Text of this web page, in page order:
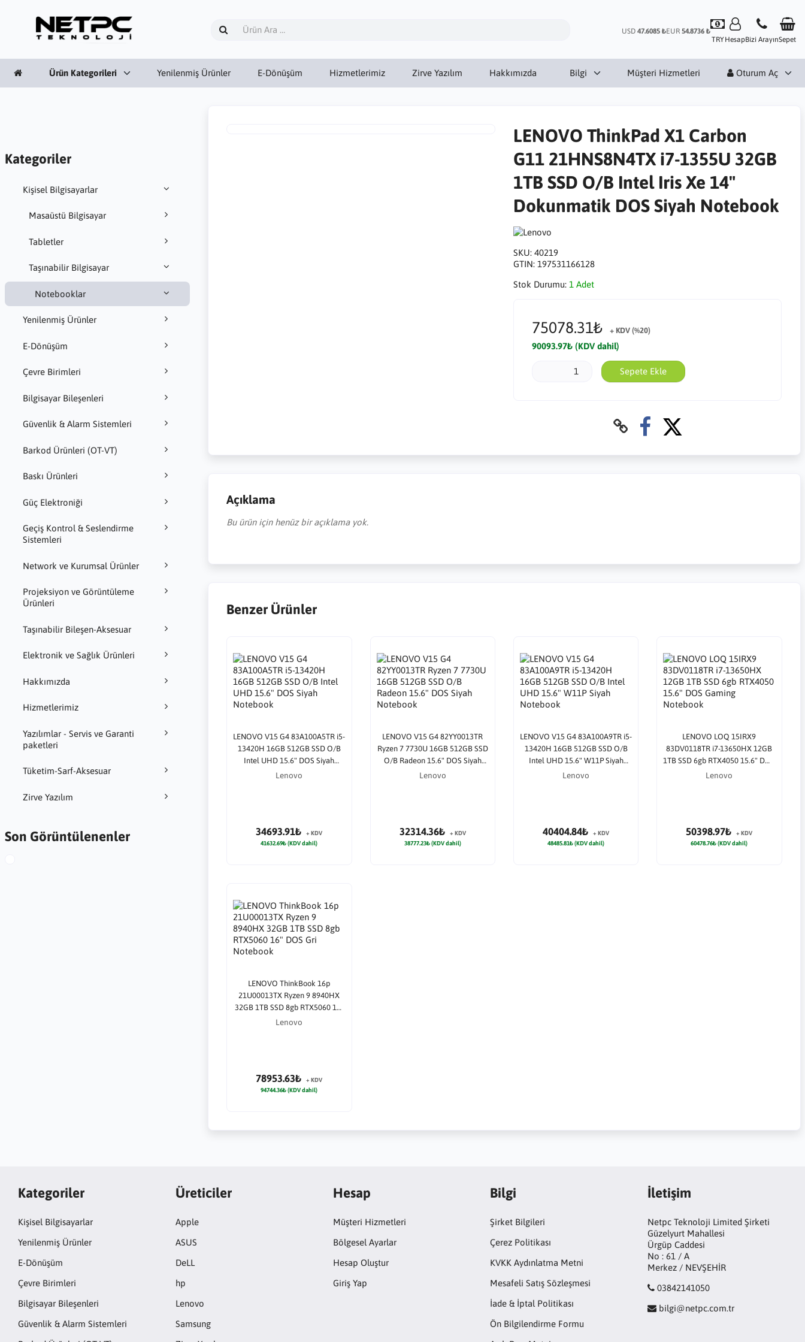
USD 47.6085 ₺EUR 54.8736 ₺
TRYHesapBizi ArayınSepet
Ürün Kategorileri Yenilenmiş Ürünler E-Dönüşüm Hizmetlerimiz Zirve Yazılım Hakkımızda Bilgi Müşteri Hizmetleri Oturum Aç
Kategoriler
Kişisel Bilgisayarlar
Masaüstü Bilgisayar
Tabletler
Taşınabilir Bilgisayar
Notebooklar
Yenilenmiş Ürünler
E-Dönüşüm
Çevre Birimleri
Bilgisayar Bileşenleri
Güvenlik & Alarm Sistemleri
Barkod Ürünleri (OT-VT)
Baskı Ürünleri
Güç Elektroniği
Geçiş Kontrol & Seslendirme
Sistemleri
Network ve Kurumsal Ürünler
Projeksiyon ve Görüntüleme
Ürünleri
Taşınabilir Bileşen-Aksesuar
Elektronik ve Sağlık Ürünleri
Hakkımızda
Hizmetlerimiz
Yazılımlar - Servis ve Garanti
paketleri
Tüketim-Sarf-Aksesuar
Zirve Yazılım
Son Görüntülenenler
LENOVO ThinkPad X1 Carbon
G11 21HNS8N4TX i7-1355U 32GB
1TB SSD O/B Intel Iris Xe 14"
Dokunmatik DOS Siyah Notebook
SKU: 40219
GTIN: 197531166128
Stok Durumu: 1 Adet
75078.31₺ + KDV (%20)
90093.97₺ (KDV dahil)
Sepete Ekle
Açıklama
Bu ürün için henüz bir açıklama yok.
Benzer Ürünler
LENOVO V15 G4 83A100A5TR i5-
13420H 16GB 512GB SSD O/B
Intel UHD 15.6" DOS Siyah
Notebook
Lenovo
34693.91₺
+ KDV
41632.69₺ (KDV dahil)
LENOVO V15 G4 82YY0013TR
Ryzen 7 7730U 16GB 512GB SSD
O/B Radeon 15.6" DOS Siyah
Notebook
Lenovo
32314.36₺
+ KDV
38777.23₺ (KDV dahil)
LENOVO V15 G4 83A100A9TR i5-
13420H 16GB 512GB SSD O/B
Intel UHD 15.6" W11P Siyah
Notebook
Lenovo
40404.84₺
+ KDV
48485.81₺ (KDV dahil)
LENOVO LOQ 15IRX9
83DV0118TR i7-13650HX 12GB
1TB SSD 6gb RTX4050 15.6" DOS
Gaming Notebook
Lenovo
50398.97₺
+ KDV
60478.76₺ (KDV dahil)
LENOVO ThinkBook 16p
21U00013TX Ryzen 9 8940HX
32GB 1TB SSD 8gb RTX5060 16"
DOS Gri Notebook
Lenovo
78953.63₺
+ KDV
94744.36₺ (KDV dahil)
Kategoriler
Kişisel Bilgisayarlar
Yenilenmiş Ürünler
E-Dönüşüm
Çevre Birimleri
Bilgisayar Bileşenleri
Güvenlik & Alarm Sistemleri
Üreticiler
Apple
ASUS
DeLL
hp
Lenovo
Samsung
Hesap
Müşteri Hizmetleri
Bölgesel Ayarlar
Hesap Oluştur
Giriş Yap
Bilgi
Şirket Bilgileri
Çerez Politikası
KVKK Aydınlatma Metni
Mesafeli Satış Sözleşmesi
İade & İptal Politikası
Ön Bilgilendirme Formu
İletişim
Netpc Teknoloji Limited Şirketi
Güzelyurt Mahallesi
Ürgüp Caddesi
No : 61 / A
Merkez / NEVŞEHİR
03842141050
bilgi@netpc.com.tr